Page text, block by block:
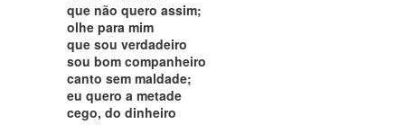
que não quero assim;
olhe para mim
que sou verdadeiro
sou bom companheiro
canto sem maldade;
eu quero a metade
cego, do dinheiro